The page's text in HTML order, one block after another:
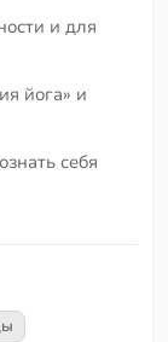
и для
йога» и
себя